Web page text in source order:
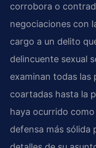
corrobora o
negociaciones con
cargo a un delito
delincuente sexual
examinan todas las
coartadas hasta la
haya ocurrido
defensa más sólida